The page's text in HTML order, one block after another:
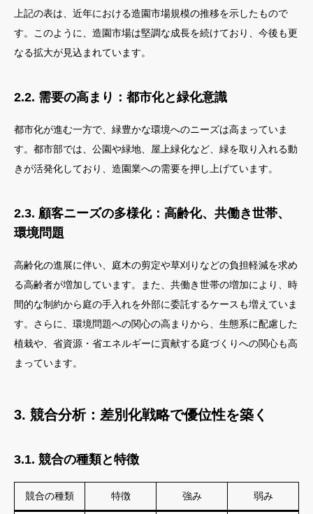
上記の表は、近年における造園市場規模の推移を示したもので
す。このように、造園市場は堅調な成長を続けており、今後も更
なる拡大が見込まれています。
2.2. 需要の高まり：都市化と緑化意識
都市化が進む一方で、緑豊かな環境へのニーズは高まっていま
す。都市部では、公園や緑地、屋上緑化など、緑を取り入れる動
きが活発化しており、造園業への需要を押し上げています。
2.3. 顧客ニーズの多様化：高齢化、共働き世帯、
環境問題
高齢化の進展に伴い、庭木の剪定や草刈りなどの負担軽減を求め
る高齢者が増加しています。また、共働き世帯の増加により、時
間的な制約から庭の手入れを外部に委託するケースも増えていま
す。さらに、環境問題への関心の高まりから、生態系に配慮した
植栽や、省資源・省エネルギーに貢献する庭づくりへの関心も高
まっています。
3. 競合分析：差別化戦略で優位性を築く
3.1. 競合の種類と特徴
競合の種類 特徴 強み 弱み